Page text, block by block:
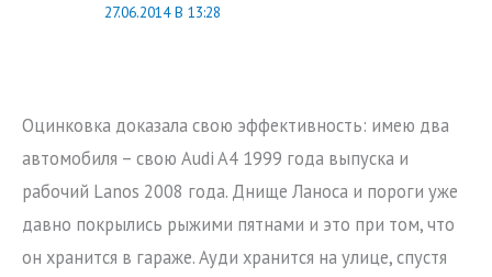
27.06.2014 В 13:28
Оцинковка доказала свою эффективность: имею два
автомобиля – свою Audi A4 1999 года выпуска и
рабочий Lanos 2008 года. Днище Ланоса и пороги уже
давно покрылись рыжими пятнами и это при том, что
он хранится в гараже. Ауди хранится на улице, спустя